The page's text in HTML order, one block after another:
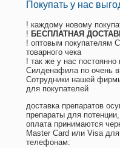
Покупать у нас
! каждому новому
! БЕСПЛАТНАЯ
! оптовым покупателям
товарного чека
! так же у нас
Силденафила по очень
Cотрудники нашей
для покупателей
доставка препаратов
препараты для
оплата принимаются
Master Card или Visa
телефонам: